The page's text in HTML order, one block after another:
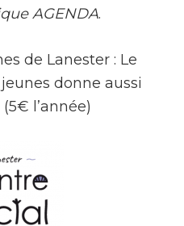
AGENDA.
de Lanester : Le
donne aussi
l’année)